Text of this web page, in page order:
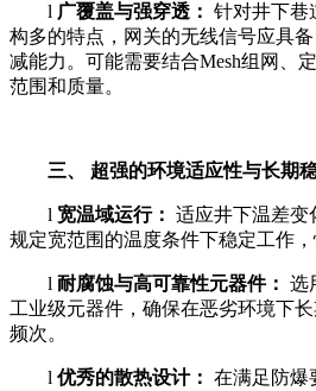
l 广覆盖与强穿透： 针对井下巷
构多的特点，网关的无线信号应具
减能力。可能需要结合Mesh组网、
范围和质量。
三、 超强的环境适应性与长期
l 宽温域运行： 适应井下温差变
规定宽范围的温度条件下稳定工作，
l 耐腐蚀与高可靠性元器件： 选
工业级元器件，确保在恶劣环境下
频次。
l 优秀的散热设计： 在满足防爆